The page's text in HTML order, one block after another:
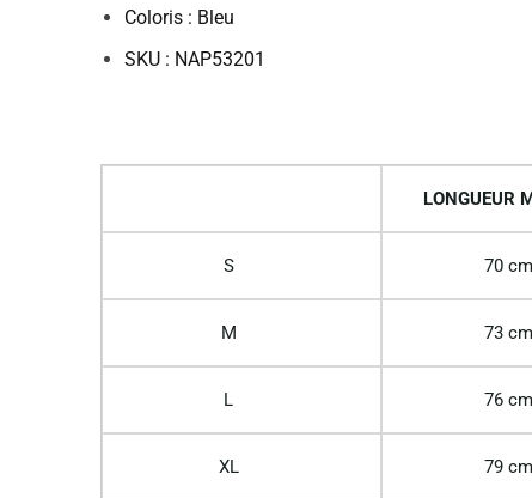
Coloris : Bleu
SKU : NAP53201
LONGUEUR
S 70 cm
M 73 cm
L 76 cm
XL 79 cm